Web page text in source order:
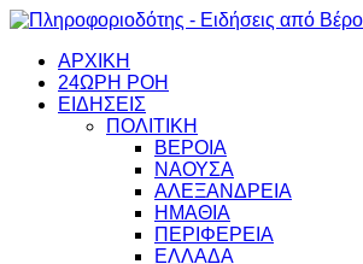
ΑΡΧΙΚΗ
24ΩΡΗ ΡΟΗ
ΕΙΔΗΣΕΙΣ
ΠΟΛΙΤΙΚΗ
ΒΕΡΟΙΑ
ΝΑΟΥΣΑ
ΑΛΕΞΑΝΔΡΕΙΑ
ΗΜΑΘΙΑ
ΠΕΡΙΦΕΡΕΙΑ
ΕΛΛΑΔΑ